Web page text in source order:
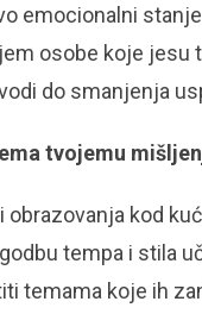
emocionalni
osobe koje
do smanjenja
tvojemu
obrazovanja kod
tempa i stila
temama koje ih